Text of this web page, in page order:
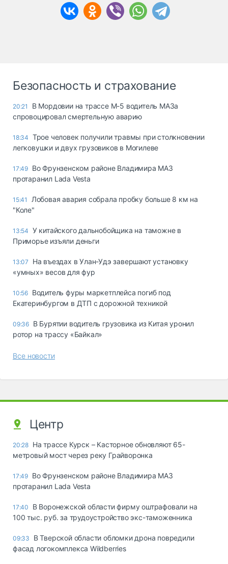
Безопасность и страхование
20:21
В Мордовии на трассе М-5 водитель МАЗа
спровоцировал смертельную аварию
18:34 Трое человек получили травмы при столкновении
легковушки и двух грузовиков в Могилеве
17:49 Во Фрунзенском районе Владимира МАЗ
протаранил Lada Vesta
15:41
Лобовая авария собрала пробку больше 8 км на
"Коле"
13:54 У китайского дальнобойщика на таможне в
Приморье изъяли деньги
13:07
Ha въeздax в Улaн-Удэ зaвepшaют ycтaнoвкy
«yмныx» вecoв для фyp
10:56 Водитель фуры маркетплейса погиб под
Екатеринбургом в ДТП с дорожной техникой
09:36 В Бурятии водитель грузовика из Китая уронил
ротор на трассу «Байкал»
Все новости
Центр
20:28 На трассе Курск – Касторное обновляют 65-
метровый мост через реку Грайворонка
17:49 Во Фрунзенском районе Владимира МАЗ
протаранил Lada Vesta
17:40
В Воронежской области фирму оштрафовали на
100 тыс. руб. за трудоустройство экс-таможенника
09:33
В Тверской области обломки дрона повредили
фасад логокомплекса Wildberries